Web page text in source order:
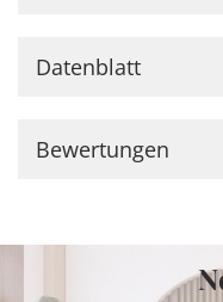
Datenblatt
Bewertungen